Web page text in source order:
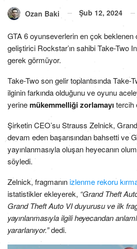
Ozan Baki Şub 12, 2024
GTA 6 oyunseverlerin en çok beklenen
geliştirici Rockstar’ın sahibi Take-Two
gerek görmüyor.
Take-Two son gelir toplantısında Take-
ilginin farkında olduğunu ve oyunu
yerinemükemmelliği zorlamayı tercih
Şirketin CEO’su Strauss Zelnick,
devam eden başarısından bahsetti ve
yayınlanmasıyla oluşan heyecanın
söyledi.
Zelnick, fragmanınizlenme rekoru
istatistikler ekleyerek, “Grand Theft
Grand Theft Auto VI duyurusu ve ilk
yayınlanmasıyla ilgili heyecandan
yararlanıyor.”dedi.